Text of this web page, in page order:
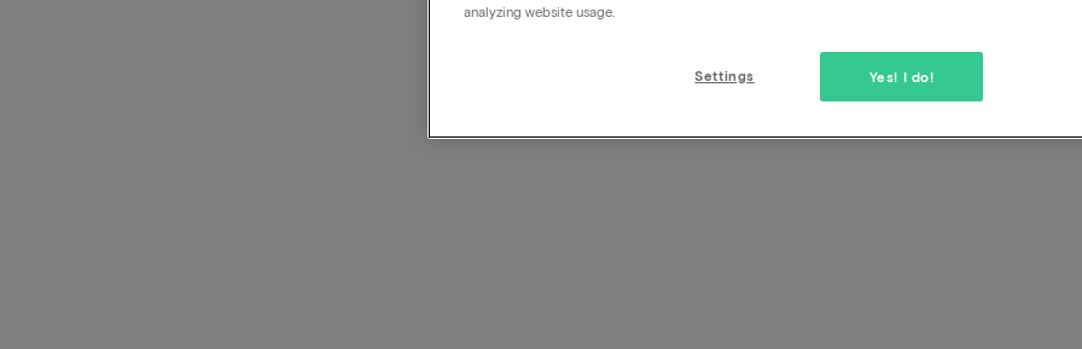
analyzing website usage.
Yes! I do!
Settings